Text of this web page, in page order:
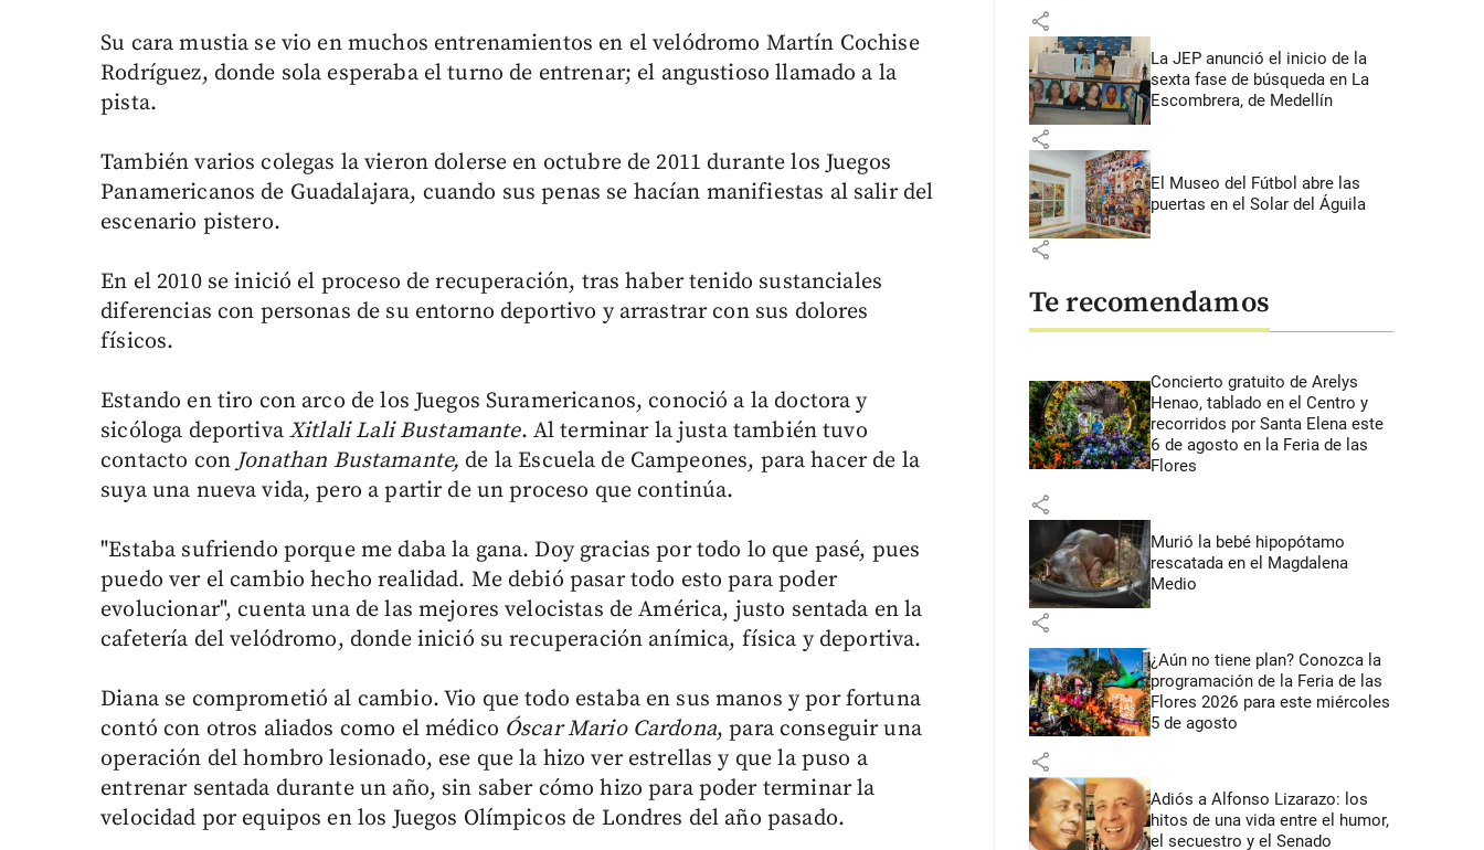
Su cara mustia se vio en muchos entrenamientos en el velódromo Martín Cochise
Rodríguez, donde sola esperaba el turno de entrenar; el angustioso llamado a la
pista.
También varios colegas la vieron dolerse en octubre de 2011 durante los Juegos
Panamericanos de Guadalajara, cuando sus penas se hacían manifiestas al salir del
escenario pistero.
En el 2010 se inició el proceso de recuperación, tras haber tenido sustanciales
diferencias con personas de su entorno deportivo y arrastrar con sus dolores
físicos.
Estando en tiro con arco de los Juegos Suramericanos, conoció a la doctora y
sicóloga deportivaXitlali Lali Bustamante. Al terminar la justa también tuvo
contacto conJonathan Bustamante, de la Escuela de Campeones, para hacer de la
suya una nueva vida, pero a partir de un proceso que continúa.
"Estaba sufriendo porque me daba la gana. Doy gracias por todo lo que pasé, pues
puedo ver el cambio hecho realidad. Me debió pasar todo esto para poder
evolucionar", cuenta una de las mejores velocistas de América, justo sentada en la
cafetería del velódromo, donde inició su recuperación anímica, física y deportiva.
Diana se comprometió al cambio. Vio que todo estaba en sus manos y por fortuna
contó con otros aliados como el médico Óscar Mario Cardona, para conseguir una
operación del hombro lesionado, ese que la hizo ver estrellas y que la puso a
entrenar sentada durante un año, sin saber cómo hizo para poder terminar la
velocidad por equipos en los Juegos Olímpicos de Londres del año pasado.
share
La JEP anunció el inicio de la
sexta fase de búsqueda en La
Escombrera, de Medellín
share
El Museo del Fútbol abre las
puertas en el Solar del Águila
share
Te recomendamos
Concierto gratuito de Arelys
Henao, tablado en el Centro y
recorridos por Santa Elena este
6 de agosto en la Feria de las
Flores
share
Murió la bebé hipopótamo
rescatada en el Magdalena
Medio
share
¿Aún no tiene plan? Conozca la
programación de la Feria de las
Flores 2026 para este miércoles
5 de agosto
share
Adiós a Alfonso Lizarazo: los
hitos de una vida entre el humor,
el secuestro y el Senado